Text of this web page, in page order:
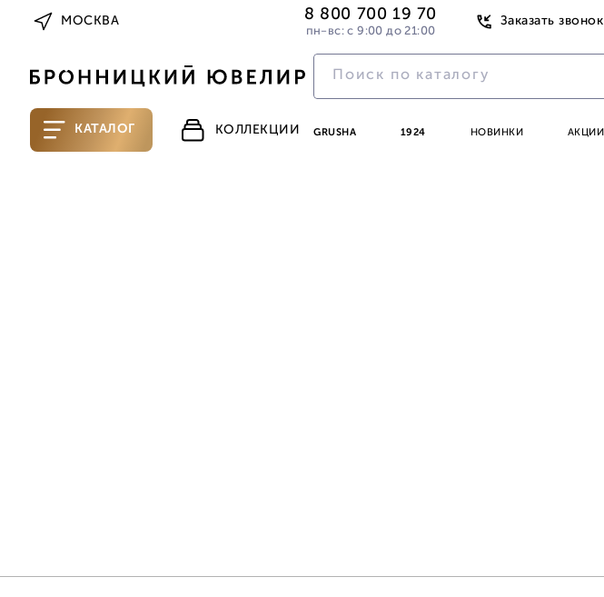
МОСКВА 8 800 700 19 70
пн-вс: с 9:00 до 21:00
Заказать звонок
КАТАЛОГ КОЛЛЕКЦИИ GRUSHA 1924 НОВИНКИ АКЦИИ